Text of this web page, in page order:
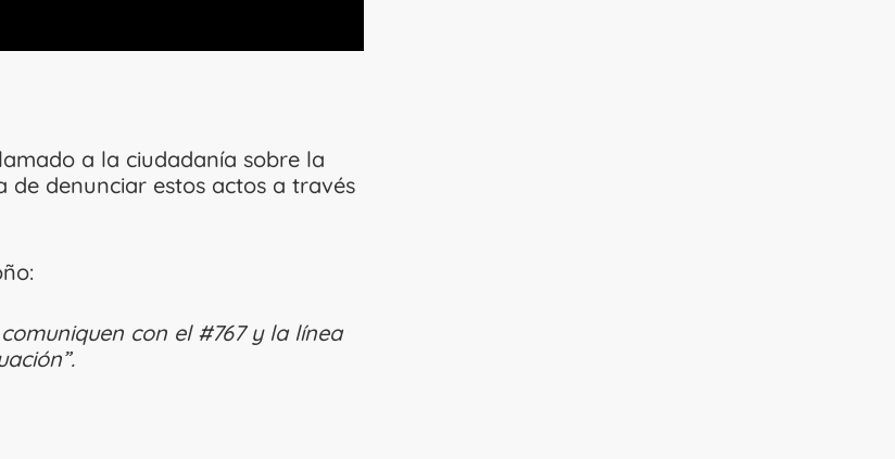
a la ciudadanía sobre la
de denunciar estos actos a través
con el #767 y la línea